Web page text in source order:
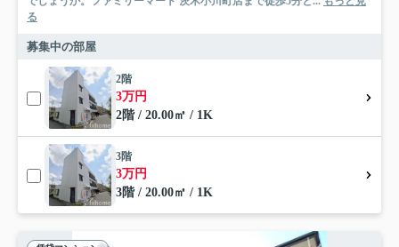
る
募集中の部屋
2階
3万円
2階 / 20.00㎡ / 1K
3階
3万円
3階 / 20.00㎡ / 1K